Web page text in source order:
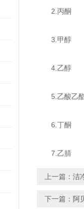
2.丙酮
3.甲醇
4.乙醇
5.乙酸乙
6.丁酮
7.乙腈
上一篇： 洁
下一篇： 阿